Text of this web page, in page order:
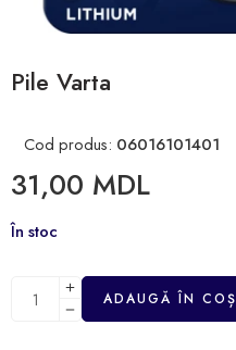
Pile Varta
Cod produs: 06016101401
31,00 MDL
În stoc
ADAUGĂ ÎN COȘ